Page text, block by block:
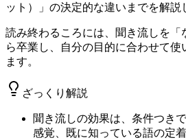
ット）」の決定的な違いまでを解説
読み終わるころには、聞き流しを「
ら卒業し、自分の目的に合わせて使
ます。
ざっくり解説
聞き流しの効果は、条件つき
感覚、既に知っている語の定